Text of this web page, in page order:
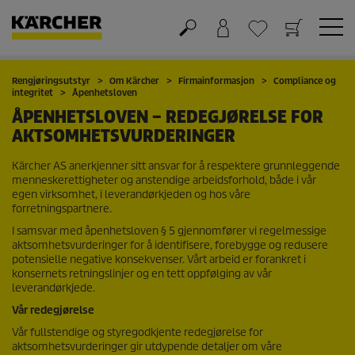
Handlekurv
Ønskeliste
Rengjøringsutstyr Om Kärcher Firmainformasjon
Compliance og
integritet
Åpenhetsloven
ÅPENHETSLOVEN – REDEGJØRELSE FOR
AKTSOMHETSVURDERINGER
Kärcher AS anerkjenner sitt ansvar for å respektere grunnleggende
menneskerettigheter og anstendige arbeidsforhold, både i vår
egen virksomhet, i leverandørkjeden og hos våre
forretningspartnere.
I samsvar med åpenhetsloven § 5 gjennomfører vi regelmessige
aktsomhetsvurderinger for å identifisere, forebygge og redusere
potensielle negative konsekvenser. Vårt arbeid er forankret i
konsernets retningslinjer og en tett oppfølging av vår
leverandørkjede.
Vår redegjørelse
Vår fullstendige og styregodkjente redegjørelse for
aktsomhetsvurderinger gir utdypende detaljer om våre